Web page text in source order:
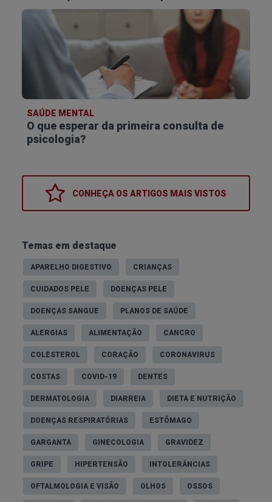
SAÚDE MENTAL
O que esperar da primeira consulta de
psicologia?
CONHEÇA OS ARTIGOS MAIS VISTOS
Temas em destaque
APARELHO DIGESTIVO CRIANÇAS
CUIDADOS PELE DOENÇAS PELE
DOENÇAS SANGUE PLANOS DE SAÚDE
ALERGIAS ALIMENTAÇÃO CANCRO
COLESTEROL CORAÇÃO CORONAVIRUS
COSTAS COVID-19 DENTES
DERMATOLOGIA DIARREIA DIETA E NUTRIÇÃO
DOENÇAS RESPIRATÓRIAS ESTÔMAGO
GARGANTA GINECOLOGIA GRAVIDEZ
GRIPE HIPERTENSÃO INTOLERÂNCIAS
OFTALMOLOGIA E VISÃO OLHOS OSSOS